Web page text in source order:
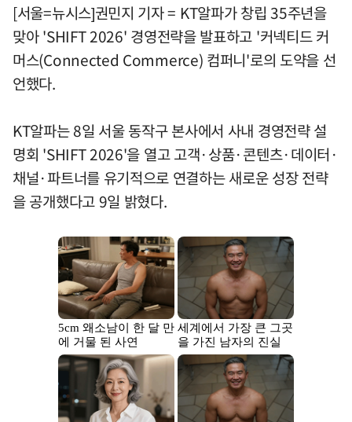
[서울=뉴시스]권민지 기자 = KT알파가 창립 35주년을
맞아 'SHIFT 2026' 경영전략을 발표하고 '커넥티드 커
머스(Connected Commerce) 컴퍼니'로의 도약을 선
언했다.
KT알파는 8일 서울 동작구 본사에서 사내 경영전략 설
명회 'SHIFT 2026'을 열고 고객·상품·콘텐츠·데이터·
채널·파트너를 유기적으로 연결하는 새로운 성장 전략
을 공개했다고 9일 밝혔다.